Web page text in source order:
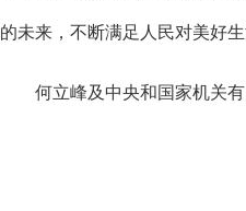
的未来，不断满足人民对美好
何立峰及中央和国家机关